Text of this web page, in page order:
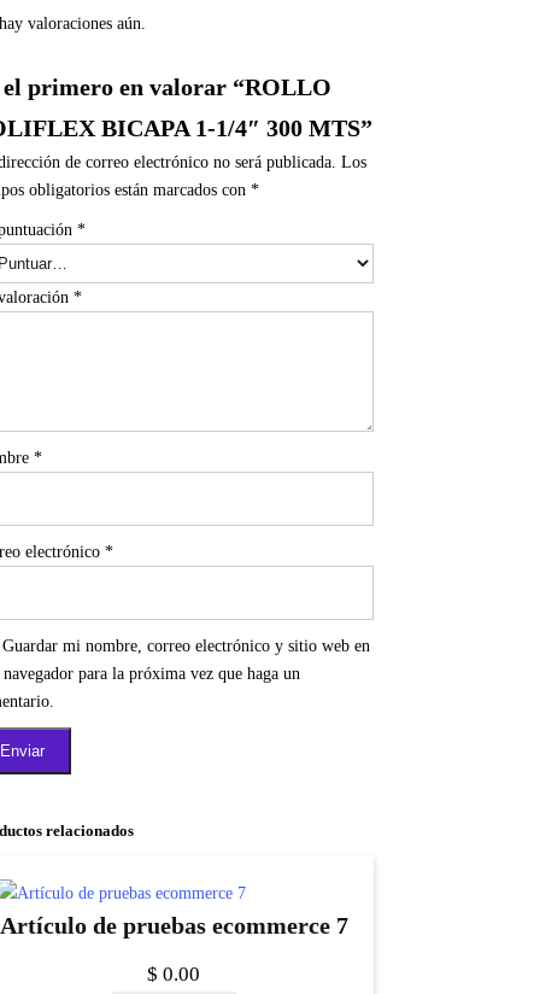
valoraciones aún.
el primero en valorar “ROLLO
BICAPA 1-1/4″ 300 MTS”
de correo electrónico no será publicada. Los
obligatorios están marcados con *
*
*
*
electrónico *
Guardar mi nombre, correo electrónico y sitio web en
navegador para la próxima vez que haga un
relacionados
Artículo de pruebas ecommerce 7
$ 0.00